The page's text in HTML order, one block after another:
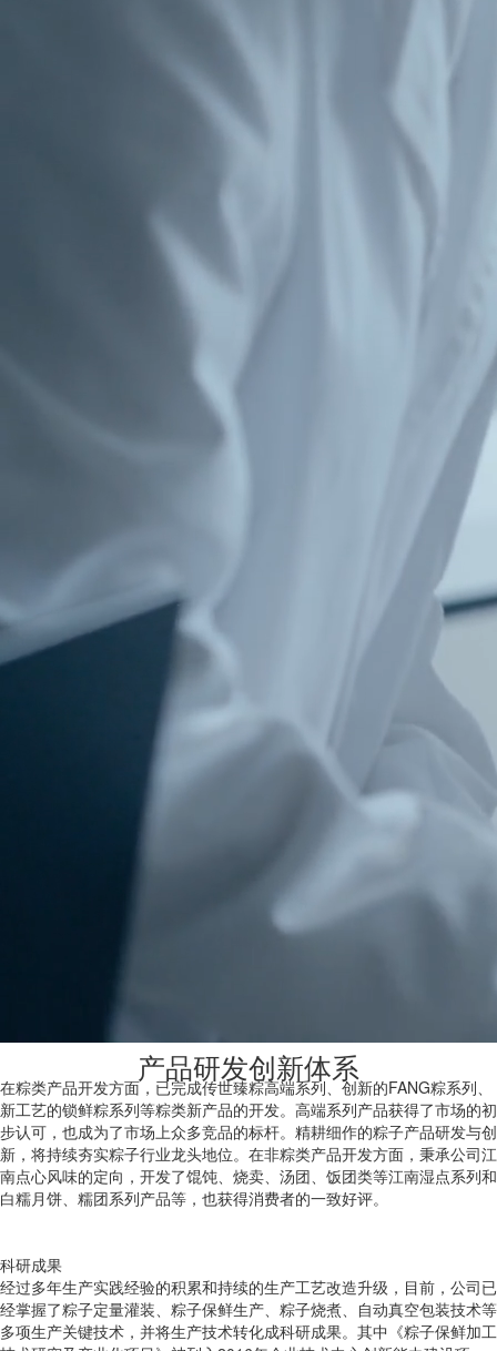
产品研发创新体系
产品研发创新围绕“糯米食品为核心的中华节令食品领导品牌”战略理念，
在粽类产品开发方面，已完成传世臻粽高端系列、创新的FANG粽系列、
新工艺的锁鲜粽系列等粽类新产品的开发。高端系列产品获得了市场的初
步认可，也成为了市场上众多竞品的标杆。精耕细作的粽子产品研发与创
新，将持续夯实粽子行业龙头地位。在非粽类产品开发方面，秉承公司江
南点心风味的定向，开发了馄饨、烧卖、汤团、饭团类等江南湿点系列和
白糯月饼、糯团系列产品等，也获得消费者的一致好评。
科研成果
经过多年生产实践经验的积累和持续的生产工艺改造升级，目前，公司已
经掌握了粽子定量灌装、粽子保鲜生产、粽子烧煮、自动真空包装技术等
多项生产关键技术，并将生产技术转化成科研成果。其中《粽子保鲜加工